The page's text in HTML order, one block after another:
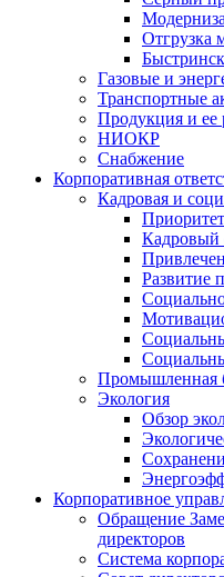
Отгрузка
Газовые и
Транспортные
Продукция и ее
НИОКР
Снабжение
Корпоративная
Кадровая и
Кадровый
Развитие
Промышленная
Экология
Обзор
Корпоративное
Обращение
директоров
Система